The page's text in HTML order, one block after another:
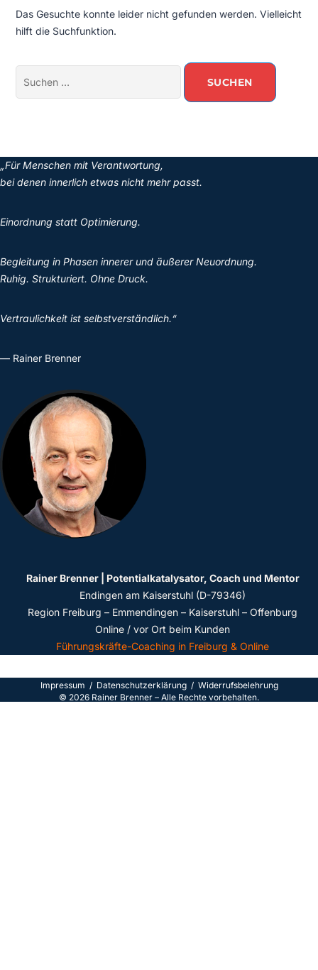
Das Gesuchte konnte leider nicht gefunden werden. Vielleicht
hilft die Suchfunktion.
„Für Menschen mit Verantwortung,
bei denen innerlich etwas nicht mehr passt.
Einordnung statt Optimierung.
Begleitung in Phasen innerer und äußerer Neuordnung.
Ruhig. Strukturiert. Ohne Druck.
Vertraulichkeit ist selbstverständlich.“
— Rainer Brenner
Rainer Brenner | Potentialkatalysator, Coach und Mentor
Endingen am Kaiserstuhl (D-79346)
Region Freiburg – Emmendingen – Kaiserstuhl – Offenburg
Online / vor Ort beim Kunden
Führungskräfte-Coaching in Freiburg & Online
Impressum / Datenschutzerklärung / Widerrufsbelehrung
© 2026 Rainer Brenner – Alle Rechte vorbehalten.